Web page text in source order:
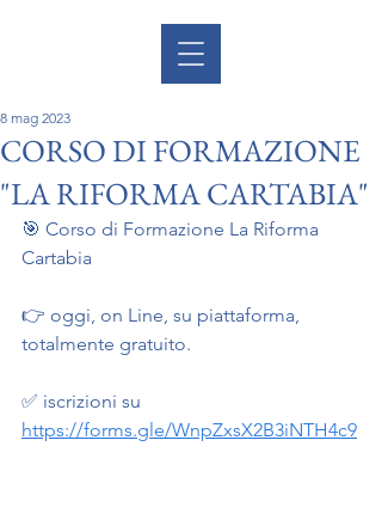
CORSO DI FORMAZIONE
"LA RIFORMA CARTABIA"
8 mag 2023
🎯 Corso di Formazione La Riforma
Cartabia
👉 oggi, on Line, su piattaforma,
totalmente gratuito.
✅ iscrizioni su
https://forms.gle/WnpZxsX2B3iNTH4c9